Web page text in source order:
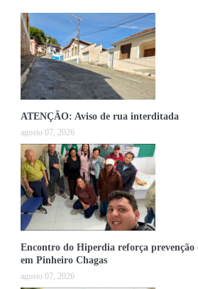
ATENÇÃO: Aviso de rua interditada
agosto 07, 2026
Encontro do Hiperdia reforça prevenção
em Pinheiro Chagas
agosto 07, 2026